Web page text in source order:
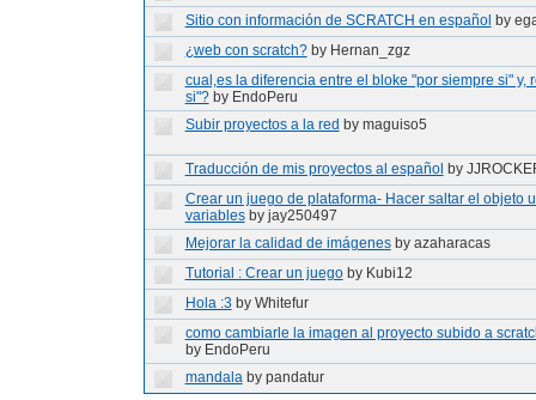
Sitio con información de SCRATCH en español by
¿web con scratch? by Hernan_zgz
cual,es la diferencia entre el bloke "por siempre si" y,
si"? by EndoPeru
Subir proyectos a la red by maguiso5
Traducción de mis proyectos al español by
Crear un juego de plataforma- Hacer saltar el objeto
variables by jay250497
Mejorar la calidad de imágenes by azaharacas
Tutorial : Crear un juego by Kubi12
Hola :3 by Whitefur
como cambiarle la imagen al proyecto subido a
by EndoPeru
mandala by pandatur